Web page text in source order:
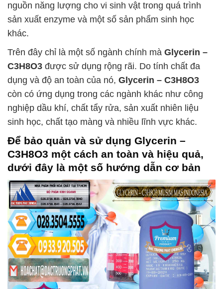
nguồn năng lượng cho vi sinh vật trong quá trình
sản xuất enzyme và một số sản phẩm sinh học
khác.
Trên đây chỉ là một số ngành chính mà Glycerin –
C3H8O3 được sử dụng rộng rãi. Do tính chất đa
dụng và độ an toàn của nó, Glycerin – C3H8O3
còn có ứng dụng trong các ngành khác như công
nghiệp dầu khí, chất tẩy rửa, sản xuất nhiên liệu
sinh học, chất tạo màng và nhiều lĩnh vực khác.
Để bảo quản và sử dụng Glycerin –
C3H8O3 một cách an toàn và hiệu quả,
dưới đây là một số hướng dẫn cơ bản